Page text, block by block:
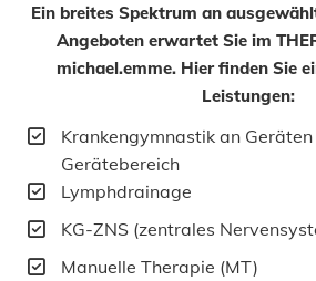
Ein breites Spektrum an
Angeboten erwartet Sie im
michael.emme. Hier finden Sie
Leistungen:
Krankengymnastik an
Gerätebereich
Lymphdrainage
KG-ZNS (zentrales
Manuelle Therapie (MT)